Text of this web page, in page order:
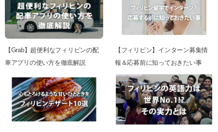
【Grab】超便利なフィリピンの配
車アプリの使い方を徹底解説
【フィリピン】インターン募集情
報＆応募前に知っておきたい事